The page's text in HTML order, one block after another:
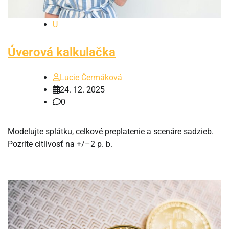
U
Úverová kalkulačka
Lucie Čermáková
24. 12. 2025
0
Modelujte splátku, celkové preplatenie a scenáre sadzieb.
Pozrite citlivosť na +/–2 p. b.